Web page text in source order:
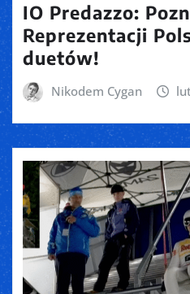
IO Predazzo:
Reprezentacji
duetów!
Nikodem Cygan